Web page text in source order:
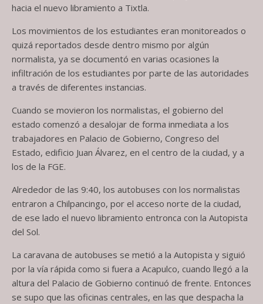
hacia el nuevo libramiento a Tixtla.
Los movimientos de los estudiantes eran monitoreados o
quizá reportados desde dentro mismo por algún
normalista, ya se documentó en varias ocasiones la
infiltración de los estudiantes por parte de las autoridades
a través de diferentes instancias.
Cuando se movieron los normalistas, el gobierno del
estado comenzó a desalojar de forma inmediata a los
trabajadores en Palacio de Gobierno, Congreso del
Estado, edificio Juan Álvarez, en el centro de la ciudad, y a
los de la FGE.
Alrededor de las 9:40, los autobuses con los normalistas
entraron a Chilpancingo, por el acceso norte de la ciudad,
de ese lado el nuevo libramiento entronca con la Autopista
del Sol.
La caravana de autobuses se metió a la Autopista y siguió
por la vía rápida como si fuera a Acapulco, cuando llegó a la
altura del Palacio de Gobierno continuó de frente. Entonces
se supo que las oficinas centrales, en las que despacha la